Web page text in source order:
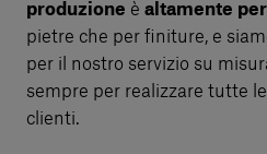
produzione è altamente
pietre che per finiture, e
per il nostro servizio su
sempre per realizzare tutte
clienti.